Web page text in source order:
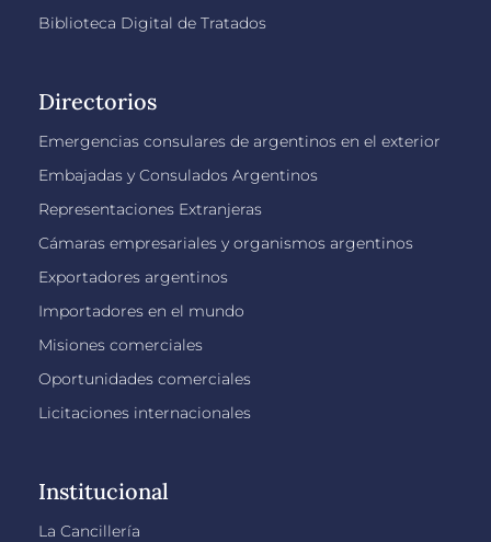
Biblioteca Digital de Tratados
Directorios
Emergencias consulares de argentinos en el exterior
Embajadas y Consulados Argentinos
Representaciones Extranjeras
Cámaras empresariales y organismos argentinos
Exportadores argentinos
Importadores en el mundo
Misiones comerciales
Oportunidades comerciales
Licitaciones internacionales
Institucional
La Cancillería